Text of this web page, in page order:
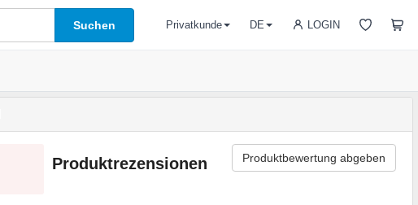
Suchen LOGIN
Privatkunde DE
Produktrezensionen Produktbewertung abgeben